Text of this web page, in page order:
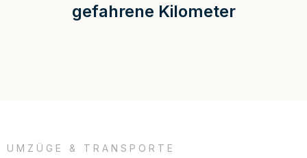
gefahrene Kilometer
UMZÜGE & TRANSPORTE